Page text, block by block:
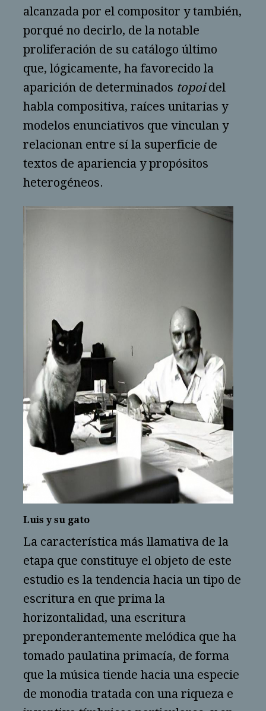
alcanzada por el compositor y también,
porqué no decirlo, de la notable
proliferación de su catálogo último
que, lógicamente, ha favorecido la
aparición de determinados topoidel
habla compositiva, raíces unitarias y
modelos enunciativos que vinculan y
relacionan entre sí la superficie de
textos de apariencia y propósitos
heterogéneos.
Luis y su gato
La característica más llamativa de la
etapa que constituye el objeto de este
estudio es la tendencia hacia un tipo de
escritura en que prima la
horizontalidad, una escritura
preponderantemente melódica que ha
tomado paulatina primacía, de forma
que la música tiende hacia una especie
de monodia tratada con una riqueza e